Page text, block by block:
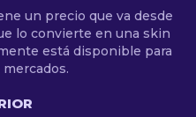
un precio que va desde
lo convierte en una skin
está disponible para